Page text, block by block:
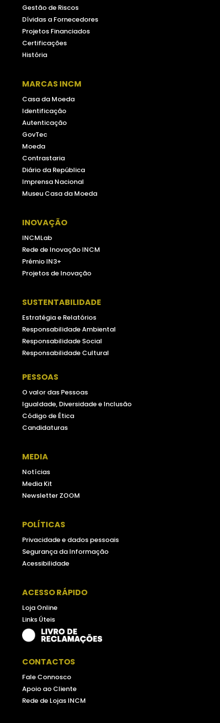
Gestão de Riscos
Dívidas a Fornecedores
Projetos Financiados
Certificações
História
MARCAS INCM
Casa da Moeda
Identificação
Autenticação
GovTec
Moeda
Contrastaria
Diário da República
Imprensa Nacional
Museu Casa da Moeda
INOVAÇÃO
INCMLab
Rede de Inovação INCM
Prémio IN3+
Projetos de Inovação
SUSTENTABILIDADE
Estratégia e Relatórios
Responsabilidade Ambiental
Responsabilidade Social
Responsabilidade Cultural
PESSOAS
O valor das Pessoas
Igualdade, Diversidade e Inclusão
Código de Ética
Candidaturas
MEDIA
Notícias
Media Kit
Newsletter ZOOM
POLÍTICAS
Privacidade e dados pessoais
Segurança da Informação
Acessibilidade
ACESSO RÁPIDO
Loja Online
Links Úteis
CONTACTOS
Fale Connosco
Apoio ao Cliente
Rede de Lojas INCM